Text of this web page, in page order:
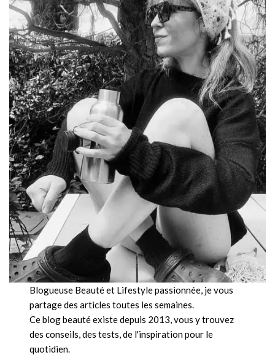
Blogueuse Beauté et Lifestyle passionnée, je vous
partage des articles toutes les semaines.
Ce blog beauté existe depuis 2013, vous y trouvez
des conseils, des tests, de l'inspiration pour le
quotidien.